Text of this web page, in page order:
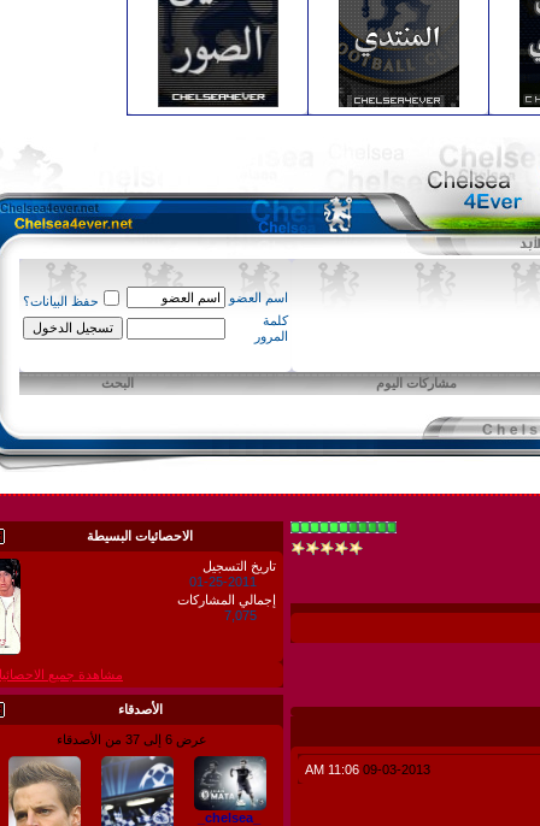
اسم العضو
حفظ البيانات؟
كلمة
المرور
مشاركات اليوم البحث
09-03-2013
11:06 AM
الاحصائيات البسيطة
تاريخ التسجيل
01-25-2011
إجمالي المشاركات
7,075
مشاهدة جميع الاحصائيات
الأصدقاء
عرض 6 إلى 37 من الأصدقاء